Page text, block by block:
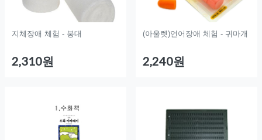
지체장애 체험 - 붕대
2,310원
(아울렛)언어장애 체험 - 귀마개
2,240원